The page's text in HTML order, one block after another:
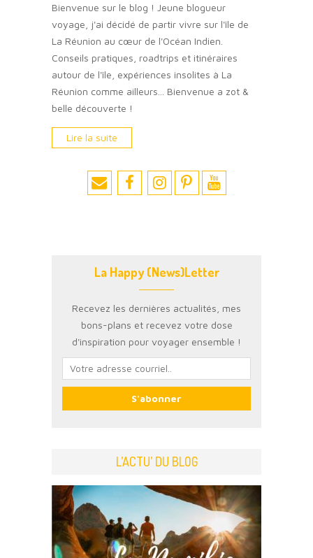
Bienvenue sur le blog ! Jeune blogueur
voyage, j'ai décidé de partir vivre sur l'île de
La Réunion au cœur de l'Océan Indien.
Conseils pratiques, roadtrips et itinéraires
autour de l'île, expériences insolites à La
Réunion comme ailleurs... Bienvenue a zot &
belle découverte !
Lire la suite
La Happy (News)Letter
Recevez les dernières actualités, mes
bons-plans et recevez votre dose
d'inspiration pour voyager ensemble !
L’ACTU’ DU BLOG